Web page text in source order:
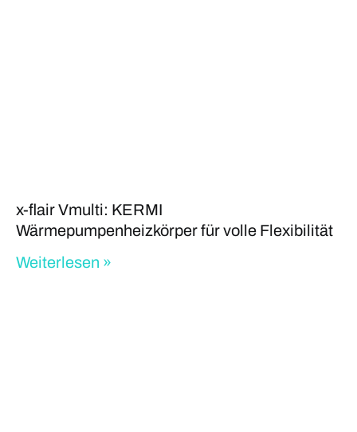
x-flair Vmulti: KERMI
Wärmepumpenheizkörper für volle Flexibilität
Weiterlesen »